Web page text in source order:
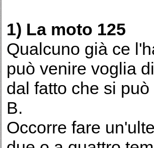
1) La moto 125
Qualcuno già ce
può venire voglia
dal fatto che si
B.
Occorre fare